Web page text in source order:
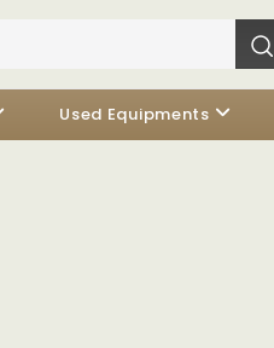
Used Equipments